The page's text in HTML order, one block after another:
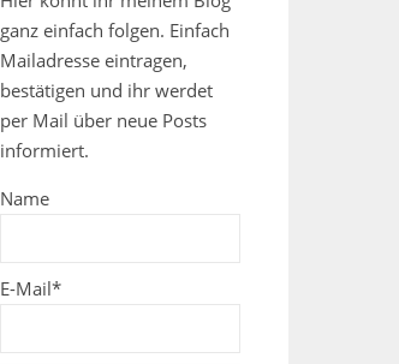
ganz einfach folgen. Einfach
Mailadresse eintragen,
bestätigen und ihr werdet
per Mail über neue Posts
informiert.
Name
E-Mail*